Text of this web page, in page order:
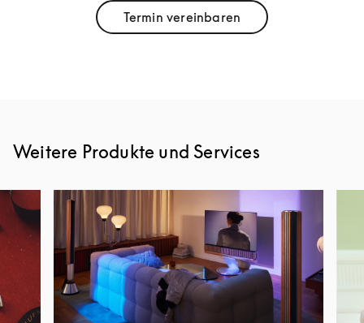
Termin vereinbarenLink Opens in New Tab
Weitere Produkte und Services